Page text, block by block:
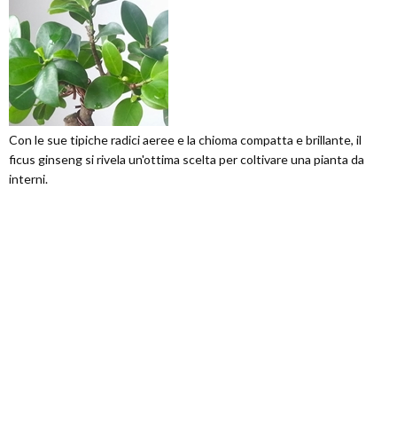
Con le sue tipiche radici aeree e la chioma compatta e brillante, il
ficus ginseng si rivela un'ottima scelta per coltivare una pianta da
interni.